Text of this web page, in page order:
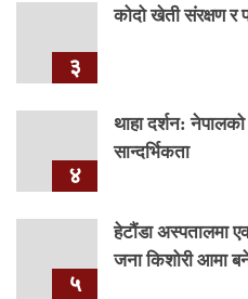
३
कोदो खेती संरक्षण र
४
थाहा दर्शन:
सान्दर्भिकता
५
हेटौंडा अस्पतालमा
जना किशोरी आमा